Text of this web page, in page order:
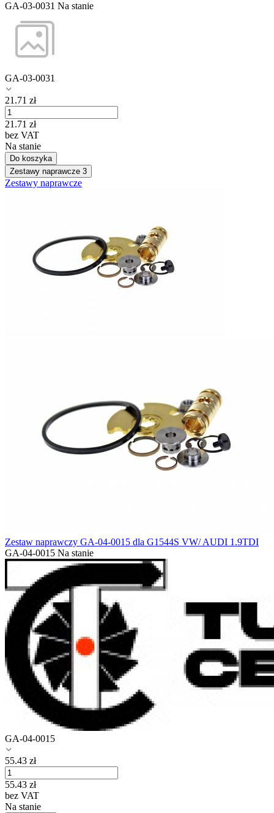
GA-03-0031 Na stanie
GA-03-0031
21.71 zł
21.71 zł
bez VAT
Na stanie
Do koszyka
Zestawy naprawcze 3
Zestawy naprawcze
Zestaw naprawczy GA-04-0015 dla G1544S VW/ AUDI 1.9TDI
GA-04-0015 Na stanie
GA-04-0015
55.43 zł
55.43 zł
bez VAT
Na stanie